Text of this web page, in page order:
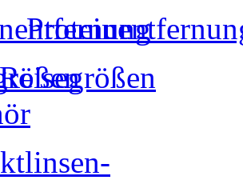
Reisegrößen